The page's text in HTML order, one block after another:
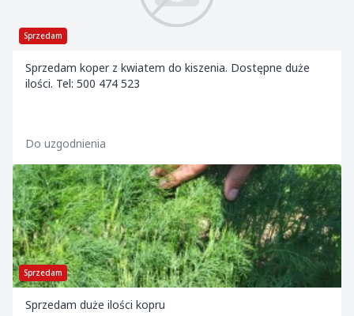
Sprzedam
Sprzedam koper z kwiatem do kiszenia. Dostępne duże
ilości. Tel: 500 474 523
Do uzgodnienia
Sprzedam
Sprzedam duże ilości kopru